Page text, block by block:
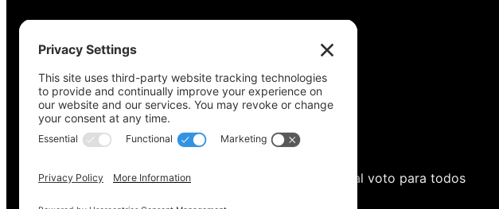
Derechos de autor © 2022-2024 Coalición de acceso al voto para todos